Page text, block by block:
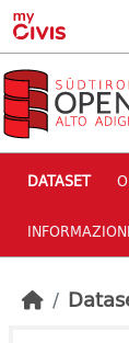
Skip to main
DATASET
INFORMAZIONI